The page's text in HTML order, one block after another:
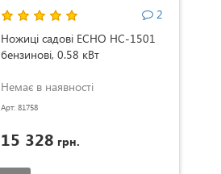
2
Ножиці садові ECHO HC-1501
бензинові, 0.58 кВт
Немає в наявності
Арт: 81758
15 328 грн.